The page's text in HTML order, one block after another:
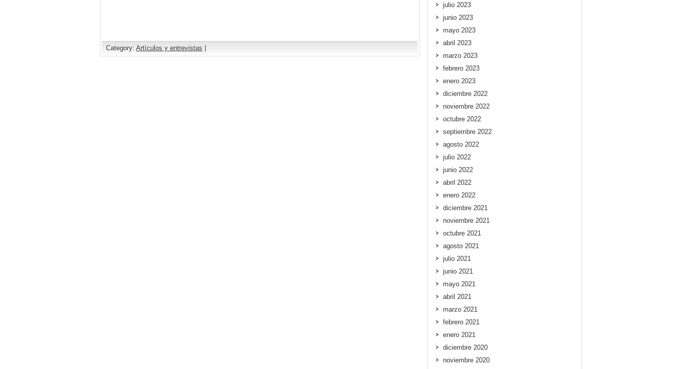
Category: Artículos y entrevistas
julio 2023
junio 2023
mayo 2023
abril 2023
marzo 2023
febrero 2023
enero 2023
diciembre 2022
noviembre 2022
octubre 2022
septiembre 2022
agosto 2022
julio 2022
junio 2022
abril 2022
enero 2022
diciembre 2021
noviembre 2021
octubre 2021
agosto 2021
julio 2021
junio 2021
mayo 2021
abril 2021
marzo 2021
febrero 2021
enero 2021
diciembre 2020
noviembre 2020